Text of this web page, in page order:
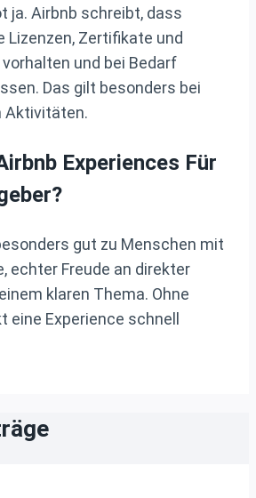
ja. Airbnb schreibt, dass
Lizenzen, Zertifikate und
und bei Bedarf
Das gilt besonders bei
Aktivitäten.
Experiences Für
gut zu Menschen mit
echter Freude an direkter
klaren Thema. Ohne
eine Experience schnell